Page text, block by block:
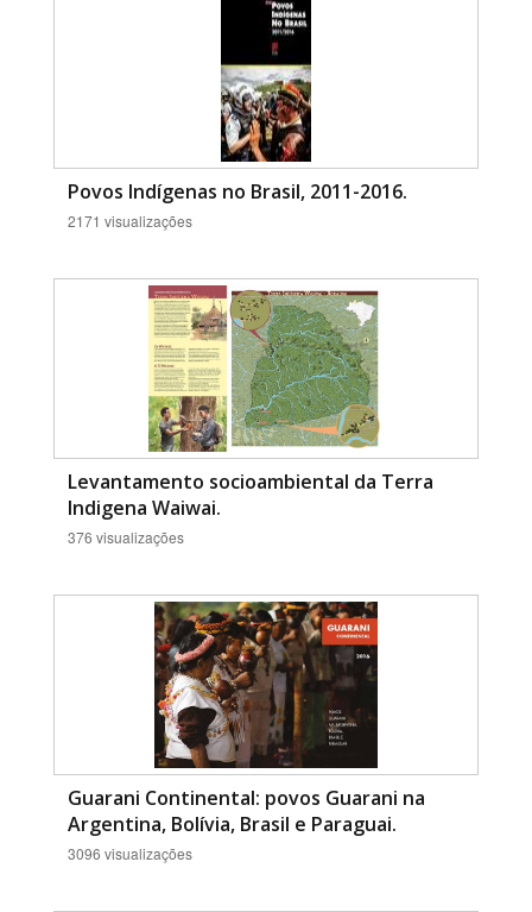
Povos Indígenas no Brasil, 2011-2016.
2171 visualizações
Levantamento socioambiental da Terra
Indigena Waiwai.
376 visualizações
Guarani Continental: povos Guarani na
Argentina, Bolívia, Brasil e Paraguai.
3096 visualizações